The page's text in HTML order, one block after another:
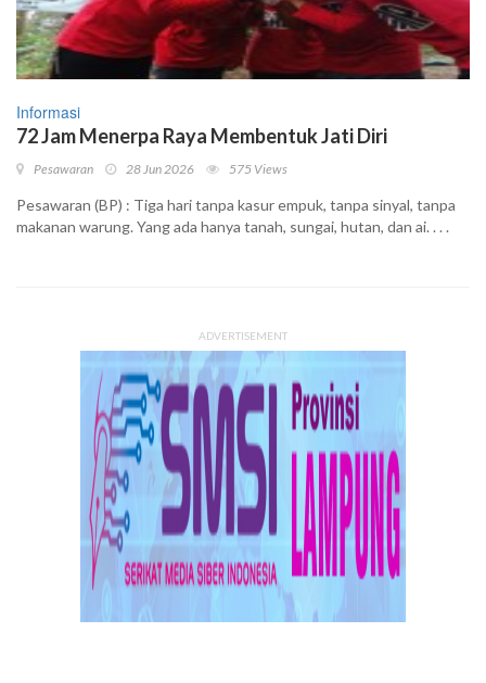
Informasi
72 Jam Menerpa Raya Membentuk Jati Diri
Pesawaran 28 Jun 2026 575 Views
Pesawaran (BP) : Tiga hari tanpa kasur empuk, tanpa sinyal, tanpa
makanan warung. Yang ada hanya tanah, sungai, hutan, dan ai. . . .
ADVERTISEMENT